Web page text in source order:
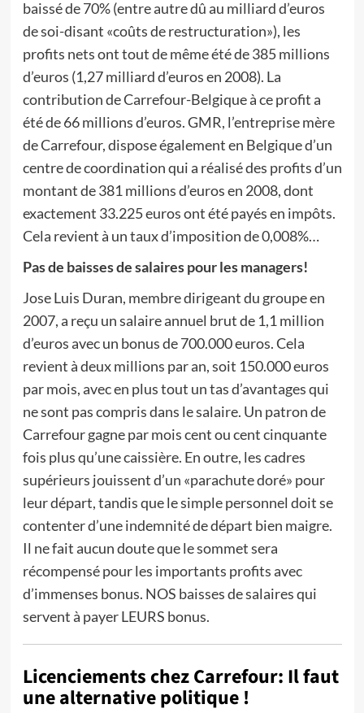
baissé de 70% (entre autre dû au milliard d’euros
de soi-disant «coûts de restructuration»), les
profits nets ont tout de même été de 385 millions
d’euros (1,27 milliard d’euros en 2008). La
contribution de Carrefour-Belgique à ce profit a
été de 66 millions d’euros. GMR, l’entreprise mère
de Carrefour, dispose également en Belgique d’un
centre de coordination qui a réalisé des profits d’un
montant de 381 millions d’euros en 2008, dont
exactement 33.225 euros ont été payés en impôts.
Cela revient à un taux d’imposition de 0,008%…
Pas de baisses de salaires pour les managers!
Jose Luis Duran, membre dirigeant du groupe en
2007, a reçu un salaire annuel brut de 1,1 million
d’euros avec un bonus de 700.000 euros. Cela
revient à deux millions par an, soit 150.000 euros
par mois, avec en plus tout un tas d’avantages qui
ne sont pas compris dans le salaire. Un patron de
Carrefour gagne par mois cent ou cent cinquante
fois plus qu’une caissière. En outre, les cadres
supérieurs jouissent d’un «parachute doré» pour
leur départ, tandis que le simple personnel doit se
contenter d’une indemnité de départ bien maigre.
Il ne fait aucun doute que le sommet sera
récompensé pour les importants profits avec
d’immenses bonus. NOS baisses de salaires qui
servent à payer LEURS bonus.
Licenciements chez Carrefour: Il faut
une alternative politique !